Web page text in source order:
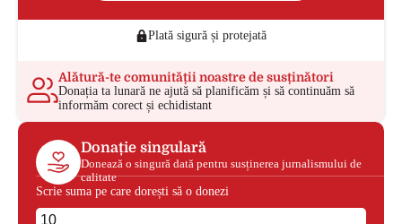
Plată sigură și protejată
Alătură-te comunității noastre de susținători
Donația ta lunară ne ajută să planificăm și să continuăm să
informăm corect și echidistant
Donație singulară
Donează o singură dată pentru susținerea jurnalismului de
calitate
Scrie suma pe care dorești să o donezi